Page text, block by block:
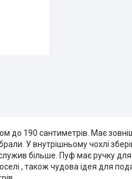
190 сантиметрів. Має
У внутрішньому чохлі
більше. Пуф має ручку для
, також чудова ідея для